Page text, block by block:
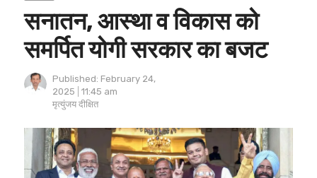
सनातन, आस्था व विकास को
समर्पित योगी सरकार का बजट
Published: February 24,
2025
11:45 am
Author
मृत्युंजय दीक्षित